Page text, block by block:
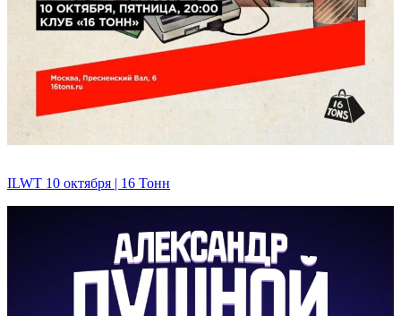
ILWT 10 октября | 16 Тонн